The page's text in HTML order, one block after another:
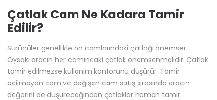
Çatlak Cam Ne Kadara Tamir
Edilir?
Sürücüler genellikle ön camlarındaki çatlağı önemser.
Oysaki aracın her camındaki çatlak önemsenmelidir. Çatlak
tamir edilmezse kullanım konforunu düşürür. Tamir
edilmeyen cam ve değişen cam satış sırasında aracın
değerini de düşüreceğinden çatlaklar hemen tamir